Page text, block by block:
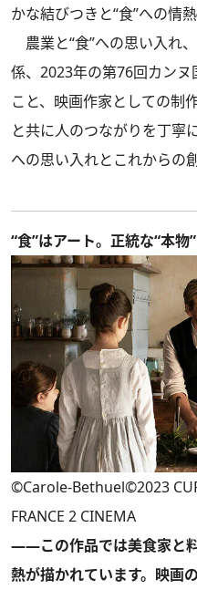
かな結びつきと“食”への情
農業と“食”への思い入れ
係、2023年の第76回カン
こと、映画作家としての制
と共に人のつながりを丁寧
への思い入れとこれからの
“食”はアート。正統な“本物
©Carole-Bethuel©2023
FRANCE 2 CINEMA
――この作品では美食家と
熱が描かれています。映画